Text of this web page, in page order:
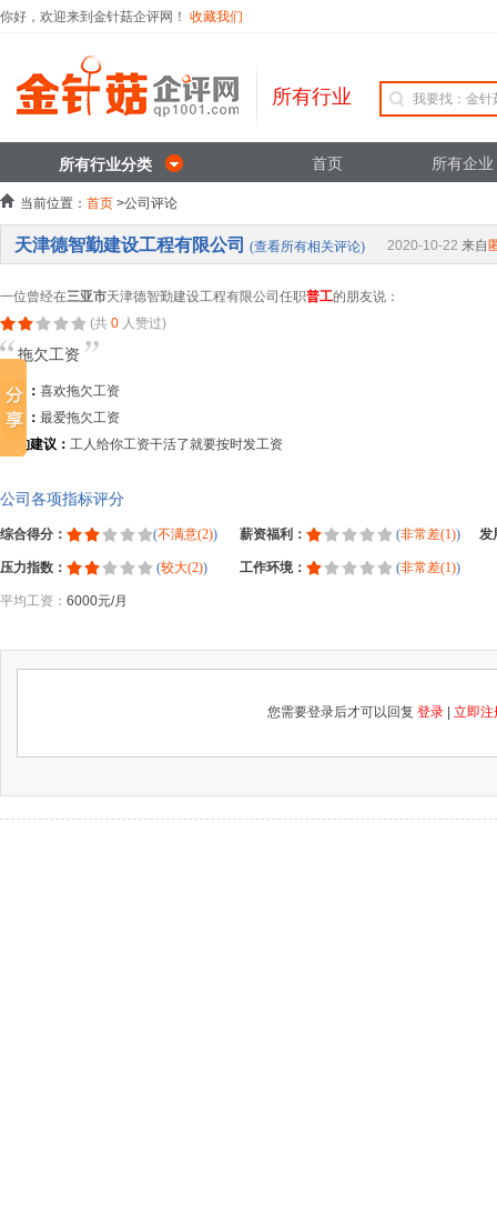
你好，欢迎来到金针菇企评网！ 收藏我们
所有行业
所有行业分类 首页 所有企业
当前位置： 首页 >公司评论
天津德智勤建设工程有限公司 (查看所有相关评论) 2020-10-22 来自
一位曾经在三亚市天津德智勤建设工程有限公司任职普工的朋友说：
(共 0 人赞过)
拖欠工资
优点： 喜欢拖欠工资
缺点： 最爱拖欠工资
TA的建议： 工人给你工资干活了就要按时发工资
公司各项指标评分
综合得分： (不满意(2)) 薪资福利： (非常差(1)) 发
压力指数： (较大(2)) 工作环境： (非常差(1))
平均工资： 6000元/月
您需要登录后才可以回复 登录 立即注